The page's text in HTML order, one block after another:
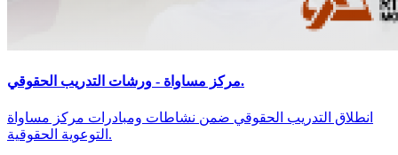
مركز مساواة - ورشات التدريب الحقوقي.
انطلاق التدريب الحقوقي ضمن نشاطات ومبادرات مركز مساواة
التوعوية الحقوقية.